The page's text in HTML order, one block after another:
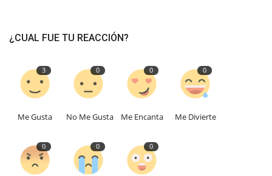
¿CUAL FUE TU REACCIÓN?
3
Me Gusta
0
No Me Gusta
0
Me Encanta
0
Me Divierte
0 0 0